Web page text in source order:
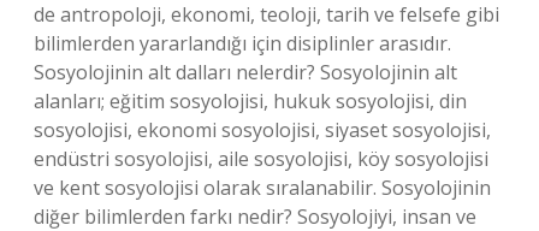
de antropoloji, ekonomi, teoloji, tarih ve felsefe gibi
bilimlerden yararlandığı için disiplinler arasıdır.
Sosyolojinin alt dalları nelerdir? Sosyolojinin alt
alanları; eğitim sosyolojisi, hukuk sosyolojisi, din
sosyolojisi, ekonomi sosyolojisi, siyaset sosyolojisi,
endüstri sosyolojisi, aile sosyolojisi, köy sosyolojisi
ve kent sosyolojisi olarak sıralanabilir. Sosyolojinin
diğer bilimlerden farkı nedir? Sosyolojiyi, insan ve